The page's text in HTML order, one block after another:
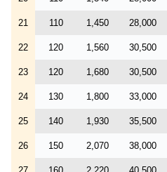
21 110 1,450 28,000
22 120 1,560 30,500
23 120 1,680 30,500
24 130 1,800 33,000
25 140 1,930 35,500
26 150 2,070 38,000